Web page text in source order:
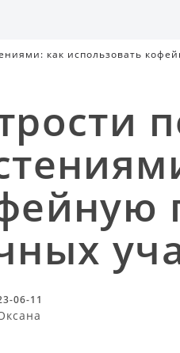
как использовать
06-11